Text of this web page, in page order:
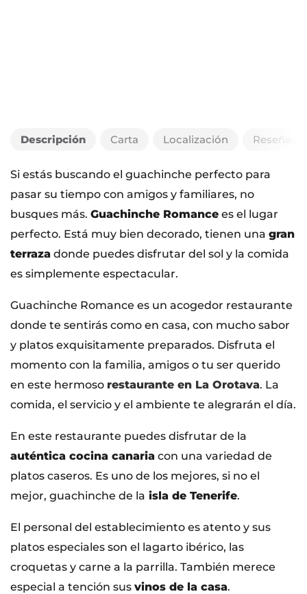
Descripción Carta Localización Reseñas
Si estás buscando el guachinche perfecto para
pasar su tiempo con amigos y familiares, no
busques más. Guachinche Romance es el lugar
perfecto. Está muy bien decorado, tienen una gran
terraza donde puedes disfrutar del sol y la comida
es simplemente espectacular.
Guachinche Romance es un acogedor restaurante
donde te sentirás como en casa, con mucho sabor
y platos exquisitamente preparados. Disfruta el
momento con la familia, amigos o tu ser querido
en este hermoso restaurante en La Orotava. La
comida, el servicio y el ambiente te alegrarán el día.
En este restaurante puedes disfrutar de la
auténtica cocina canaria con una variedad de
platos caseros. Es uno de los mejores, si no el
mejor, guachinche de la isla de Tenerife.
El personal del establecimiento es atento y sus
platos especiales son el lagarto ibérico, las
croquetas y carne a la parrilla. También merece
especial a tención sus vinos de la casa.